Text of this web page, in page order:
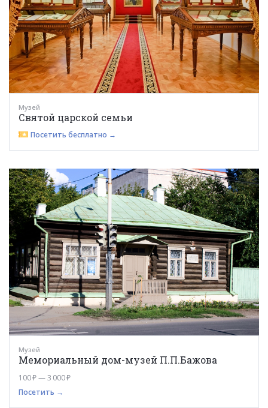
Музей
Святой царской семьи
Посетить бесплатно →
Музей
Мемориальный дом-музей П.П.Бажова
100 ₽ — 3 000 ₽
Посетить →